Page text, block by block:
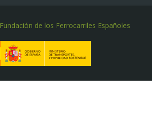
Fundación de los Ferrocarriles Españoles